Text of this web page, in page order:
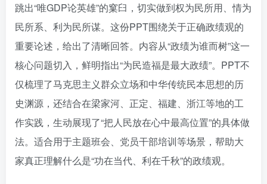
跳出“唯GDP论英雄”的窠臼，切实做到权为民所用、情为
民所系、利为民所谋。这份PPT围绕关于正确政绩观的
重要论述，给出了清晰回答。内容从“政绩为谁而树”这一
核心问题切入，鲜明指出“为民造福是最大政绩”。PPT不
仅梳理了马克思主义群众立场和中华传统民本思想的历
史渊源，还结合在梁家河、正定、福建、浙江等地的工
作实践，生动展现了“把人民放在心中最高位置”的具体做
法。适合用于主题班会、党员干部培训等场景，帮助大
家真正理解什么是“功在当代、利在千秋”的政绩观。